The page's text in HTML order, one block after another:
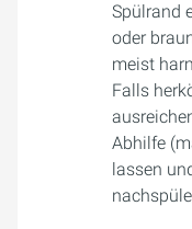
Spülrand
oder
meist
Falls
Abhilfe
lassen